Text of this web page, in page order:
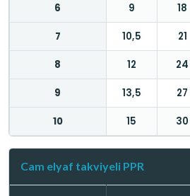
6 9 18
7 10,5 21
8 12 24
9 13,5 27
10 15 30
Cam elyaf takviyeli PPR